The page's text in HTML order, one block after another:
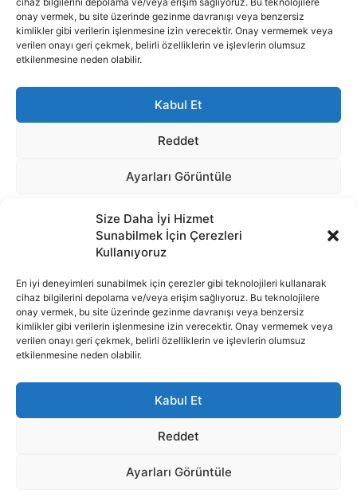
Size Daha İyi Hizmet
Sunabilmek İçin Çerezleri
Kullanıyoruz
En iyi deneyimleri sunabilmek için çerezler gibi teknolojileri kullanarak
cihaz bilgilerini depolama ve/veya erişim sağlıyoruz. Bu teknolojilere
onay vermek, bu site üzerinde gezinme davranışı veya benzersiz
kimlikler gibi verilerin işlenmesine izin verecektir. Onay vermemek veya
verilen onayı geri çekmek, belirli özelliklerin ve işlevlerin olumsuz
etkilenmesine neden olabilir.
Kabul Et
Reddet
Ayarları Görüntüle
İnternet portalımızda yer alan tüm haber metini, resim ve benzeri
içeriğin hakları Sigortamedya Yayıncılık A.Ş.'ye aittir. Hiçbir şekilde
basılı ya da elektronik bir ortamda, kaynak gösterilse bile izin
e-Mail Adresimiz: info@sigortamedia.com